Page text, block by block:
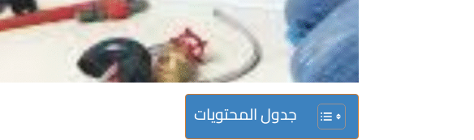
جدول المحتويات